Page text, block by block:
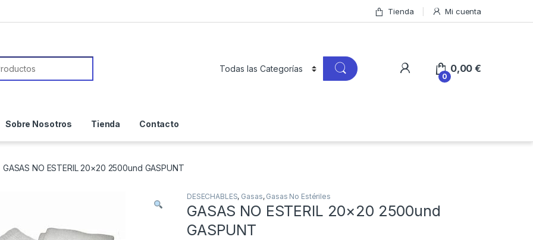
Tienda Mi cuenta
0
0,00€
Sobre Nosotros Tienda Contacto
GASAS NO ESTERIL 20×20 2500und GASPUNT
DESECHABLES, Gasas, Gasas No Estériles
GASAS NO ESTERIL 20×20 2500und
GASPUNT